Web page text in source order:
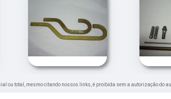
ou total, mesmo citando nossos links, é proibida sem a autorização do